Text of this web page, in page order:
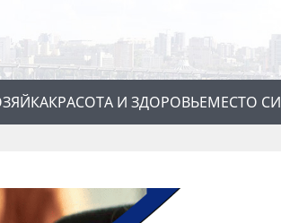
КРАСОТА И ЗДОРОВЬЕМЕСТО